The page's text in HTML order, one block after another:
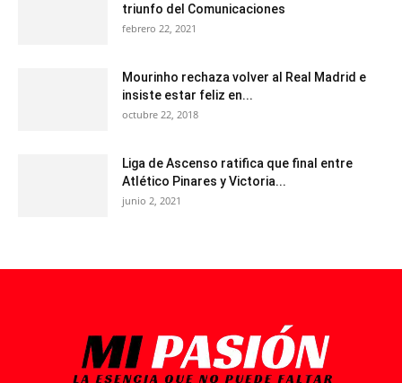
triunfo del Comunicaciones
febrero 22, 2021
Mourinho rechaza volver al Real Madrid e
insiste estar feliz en...
octubre 22, 2018
Liga de Ascenso ratifica que final entre
Atlético Pinares y Victoria...
junio 2, 2021